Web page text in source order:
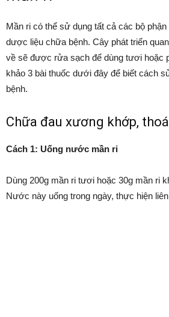
Mần ri có thể sử dụng tất cả các bộ
dược liệu chữa bệnh. Cây phát triển
về sẽ được rửa sạch để dùng tươi hoặc
khảo 3 bài thuốc dưới đây để biết cách
bệnh.
Chữa đau xương khớp,
Cách 1: Uống nước mần ri
Dùng 200g mần ri tươi hoặc 30g mần ri
Nước này uống trong ngày, thực hiện